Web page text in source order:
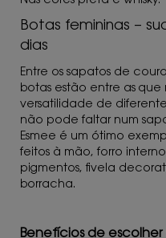
Botas femininas –
dias
Entre os sapatos de
botas estão entre as que
versatilidade de
não pode faltar num
Esmee é um ótimo
feitos à mão, forro
pigmentos, fivela
borracha.
Benefícios de escolher